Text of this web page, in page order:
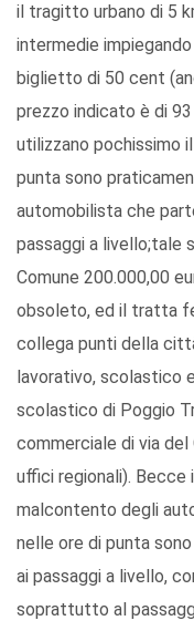
il tragitto urbano di 5
intermedie
biglietto di 50 cent
prezzo indicato è di
utilizzano pochissimo
punta sono
automobilista che
passaggi a livello;tale
Comune 200.000,00
obsoleto, ed il tratta
collega punti della
lavorativo, scolastico
scolastico di Poggio
commerciale di via del
uffici regionali). Becce
malcontento degli
nelle ore di punta
ai passaggi a livello,
soprattutto al